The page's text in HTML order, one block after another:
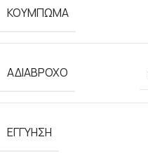
ΚΟΥΜΠΩΜΑ
ΑΔΙΑΒΡΟΧΟ
ΕΓΓΥΗΣΗ